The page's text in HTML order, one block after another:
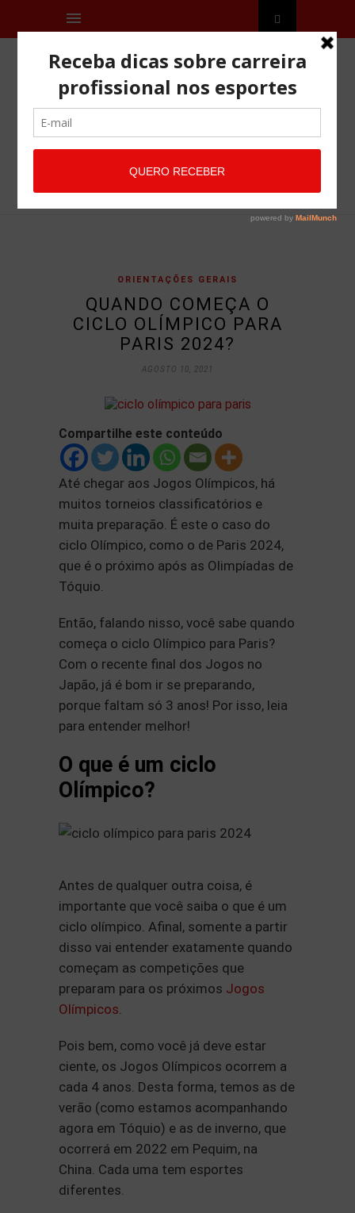
ORIENTAÇÕES GERAIS
QUANDO COMEÇA O
CICLO OLÍMPICO PARA
PARIS 2024?
AGOSTO 10, 2021
Compartilhe este conteúdo
Até chegar aos Jogos Olímpicos, há
muitos torneios classificatórios e
muita preparação. É este o caso do
ciclo Olímpico, como o de Paris 2024,
que é o próximo após as Olimpíadas de
Tóquio.
Então, falando nisso, você sabe quando
começa o ciclo Olímpico para Paris?
Com o recente final dos Jogos no
Japão, já é bom ir se preparando,
porque faltam só 3 anos! Por isso, leia
para entender melhor!
O que é um ciclo
Olímpico?
Antes de qualquer outra coisa, é
importante que você saiba o que é um
ciclo olímpico. Afinal, somente a partir
disso vai entender exatamente quando
começam as competições que
preparam para os próximos Jogos
Olímpicos.
Pois bem, como você já deve estar
ciente, os Jogos Olímpicos ocorrem a
cada 4 anos. Desta forma, temos as de
verão (como estamos acompanhando
agora em Tóquio) e as de inverno, que
ocorrerá em 2022 em Pequim, na
China. Cada uma tem esportes
diferentes.